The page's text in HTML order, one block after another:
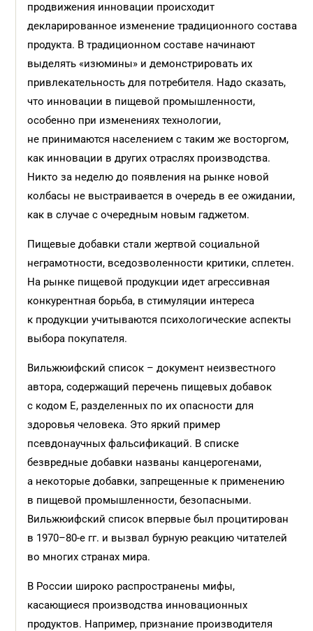
продвижения инновации происходит
декларированное изменение традиционного состава
продукта. В традиционном составе начинают
выделять «изюмины» и демонстрировать их
привлекательность для потребителя. Надо сказать,
что инновации в пищевой промышленности,
особенно при изменениях технологии,
не принимаются населением с таким же восторгом,
как инновации в других отраслях производства.
Никто за неделю до появления на рынке новой
колбасы не выстраивается в очередь в ее ожидании,
как в случае с очередным новым гаджетом.
Пищевые добавки стали жертвой социальной
неграмотности, вседозволенности критики, сплетен.
На рынке пищевой продукции идет агрессивная
конкурентная борьба, в стимуляции интереса
к продукции учитываются психологические аспекты
выбора покупателя.
Вильжюифский список – документ неизвестного
автора, содержащий перечень пищевых добавок
с кодом Е, разделенных по их опасности для
здоровья человека. Это яркий пример
псевдонаучных фальсификаций. В списке
безвредные добавки названы канцерогенами,
а некоторые добавки, запрещенные к применению
в пищевой промышленности, безопасными.
Вильжюифский список впервые был процитирован
в 1970–80-е гг. и вызвал бурную реакцию читателей
во многих странах мира.
В России широко распространены мифы,
касающиеся производства инновационных
продуктов. Например, признание производителя